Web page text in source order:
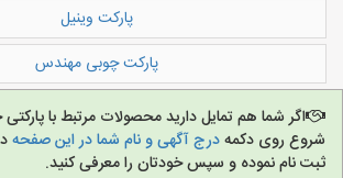
پارکت وینیل
پارکت چوبی مهندس
اگر شما هم تمایل دارید محصولات مرتبط با پارکتی
شروع روی دکمهدرج آگهی و نام شما در این صفحه
ثبت نام نموده و سپس خودتان را معرفی کنید.